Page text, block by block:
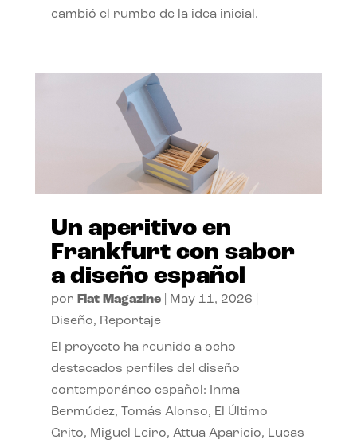
cambió el rumbo de la idea inicial.
Un aperitivo en
Frankfurt con sabor
a diseño español
por Flat Magazine| May 11, 2026
Diseño, Reportaje
El proyecto ha reunido a ocho
destacados perfiles del diseño
contemporáneo español: Inma
Bermúdez, Tomás Alonso, El Último
Grito, Miguel Leiro, Attua Aparicio, Lucas